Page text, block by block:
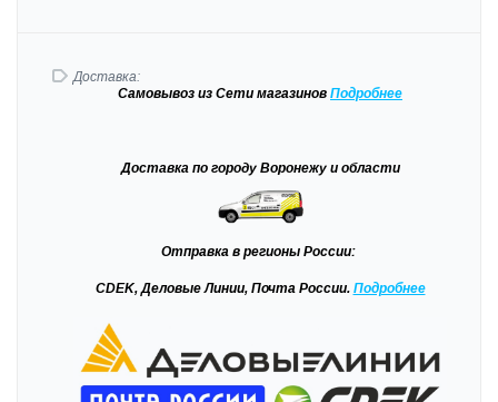
Доставка:
Самовывоз из Сети магазинов Подробнее
Доставка по городу Воронежу и области
Отправка в регионы России:
CDEK, Деловые Линии, Почта России. Подробнее